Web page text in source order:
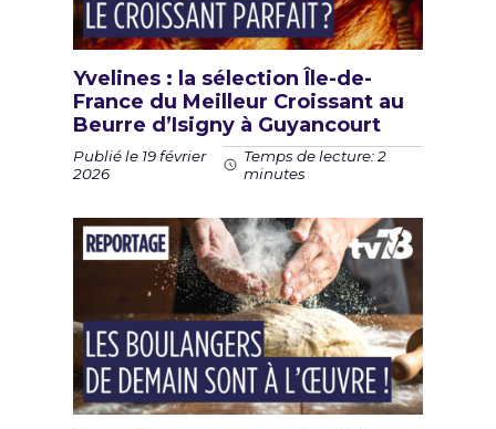
Yvelines : la sélection Île-de-
France du Meilleur Croissant au
Beurre d’Isigny à Guyancourt
Publié le 19 février
2026
Temps de lecture: 2
minutes